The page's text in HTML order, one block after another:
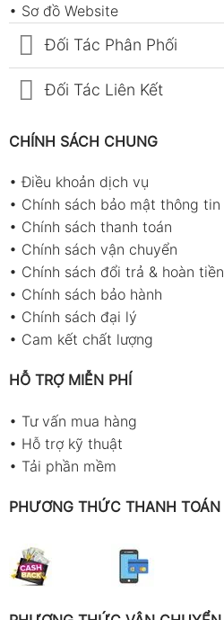
• Sơ đồ Website
Đối Tác Phân Phối
Đối Tác Liên Kết
CHÍNH SÁCH CHUNG
•Điều khoản dịch vụ
• Chính sách bảo mật thông tin
• Chính sách thanh toán
• Chính sách vận chuyển
• Chính sách đổi trả & hoàn tiền
• Chính sách bảo hành
• Chính sách đại lý
• Cam kết chất lượng
HỖ TRỢ MIỄN PHÍ
• Tư vấn mua hàng
• Hỗ trợ kỹ thuật
• Tải phần mềm
PHƯƠNG THỨC THANH TOÁN